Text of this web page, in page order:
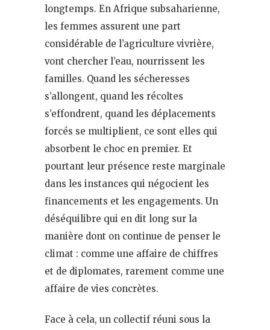
longtemps. En Afrique subsaharienne,
les femmes assurent une part
considérable de l’agriculture vivrière,
vont chercher l’eau, nourrissent les
familles. Quand les sécheresses
s’allongent, quand les récoltes
s’effondrent, quand les déplacements
forcés se multiplient, ce sont elles qui
absorbent le choc en premier. Et
pourtant leur présence reste marginale
dans les instances qui négocient les
financements et les engagements. Un
déséquilibre qui en dit long sur la
manière dont on continue de penser le
climat : comme une affaire de chiffres
et de diplomates, rarement comme une
affaire de vies concrètes.
Face à cela, un collectif réuni sous la